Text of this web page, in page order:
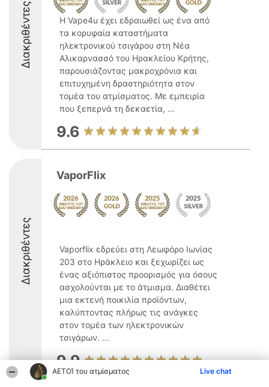
ΑΕΤΟΊ του ατμίσματος Live chat
Διακριθέντες
Η Vape4u έχει εδραιωθεί ως ένα από
τα κορυφαία καταστήματα
ηλεκτρονικού τσιγάρου στη Νέα
Αλικαρνασσό του Ηρακλείου Κρήτης,
παρουσιάζοντας μακροχρόνια και
επιτυχημένη δραστηριότητα στον
τομέα του ατμίσματος. Με εμπειρία
που ξεπερνά τη δεκαετία, ...
9.6
Διακριθέντες
VaporFlix
Vaporflix εδρεύει στη Λεωφόρο Ιωνίας
203 στο Ηράκλειο και ξεχωρίζει ως
ένας αξιόπιστος προορισμός για όσους
ασχολούνται με το άτμισμα. Διαθέτει
μια εκτενή ποικιλία προϊόντων,
καλύπτοντας πλήρως τις ανάγκες
στον τομέα των ηλεκτρονικών
τσιγάρων. ...
9.9